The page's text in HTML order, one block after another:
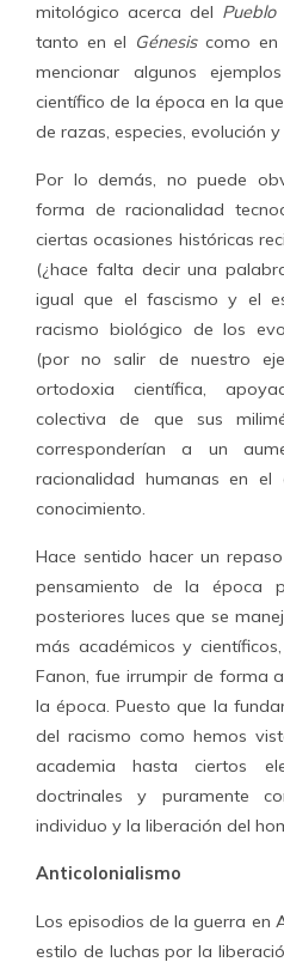
mitológico acerca del Pueblo
tanto en el Génesis como en
mencionar algunos
científico de la época en la
de razas, especies, evolución
Por lo demás, no puede
forma de racionalidad
ciertas ocasiones históricas
(¿hace falta decir una
igual que el fascismo y el
racismo biológico de los
(por no salir de nuestro
ortodoxia científica,
colectiva de que sus
corresponderían a un
racionalidad humanas en
conocimiento.
Hace sentido hacer un
pensamiento de la época
posteriores luces que se
más académicos y
Fanon, fue irrumpir de forma
la época. Puesto que la
del racismo como hemos
academia hasta ciertos
doctrinales y puramente
individuo y la liberación del
Anticolonialismo
Los episodios de la guerra en
estilo de luchas por la